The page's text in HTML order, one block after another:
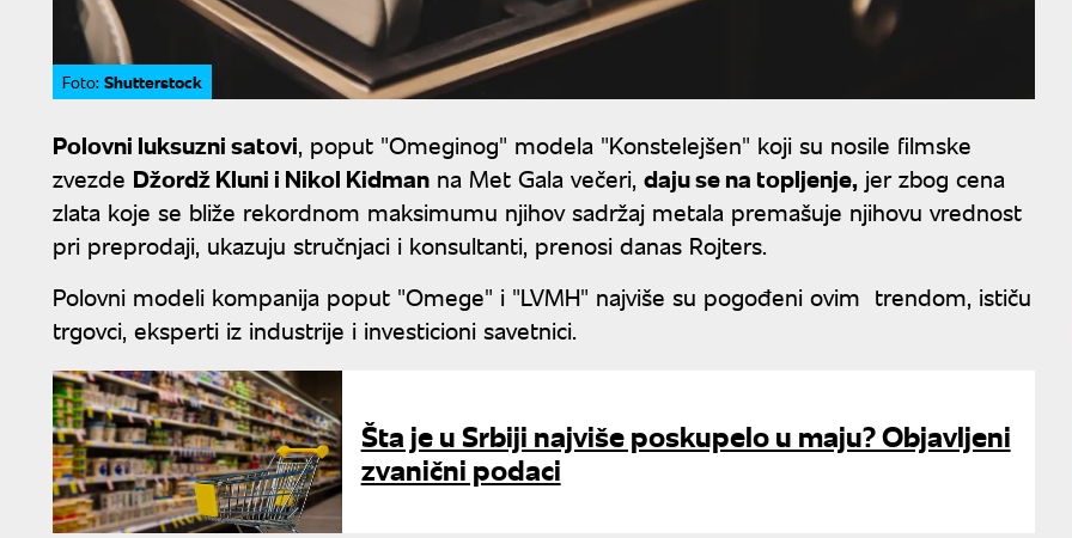
Foto: Shutterstock
Polovni luksuzni satovi, poput "Omeginog" modela "Konstelejšen" koji su nosile filmske
zvezde Džordž Kluni i Nikol Kidman na Met Gala večeri, daju se na topljenje, jer zbog cena
zlata koje se bliže rekordnom maksimumu njihov sadržaj metala premašuje njihovu vrednost
pri preprodaji, ukazuju stručnjaci i konsultanti, prenosi danas Rojters.
Polovni modeli kompanija poput "Omege" i "LVMH" najviše su pogođeni ovim trendom, ističu
trgovci, eksperti iz industrije i investicioni savetnici.
Šta je u Srbiji najviše poskupelo u maju? Objavljeni
zvanični podaci